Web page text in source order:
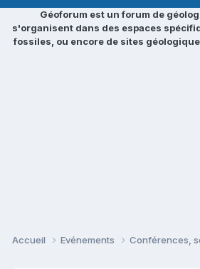
Géoforum est un forum de
s'organisent dans des espaces
fossiles, ou encore de sites
Accueil Evénements Conférences,